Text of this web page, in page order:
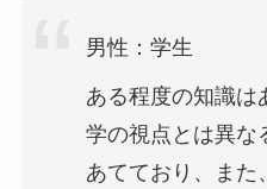
男性：学生
ある程度の知識は
学の視点とは異な
あてており、また